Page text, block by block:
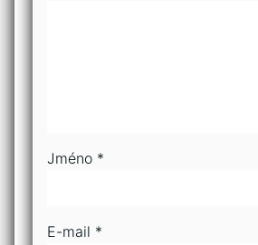
Jméno *
E-mail *